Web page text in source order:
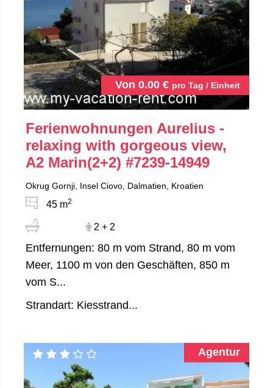
Von 0.00 € pro Tag / Einheit
Ferienwohnungen Aurelius -
relaxing with gorgeous view,
A2 Marin(2+2) #7239-14949
Okrug Gornji, Insel Ciovo, Dalmatien, Kroatien
45 m2
2 + 2
Entfernungen: 80 m vom Strand, 80 m vom
Meer, 1100 m von den Geschäften, 850 m
vom S...
Strandart: Kiesstrand...
Agentur